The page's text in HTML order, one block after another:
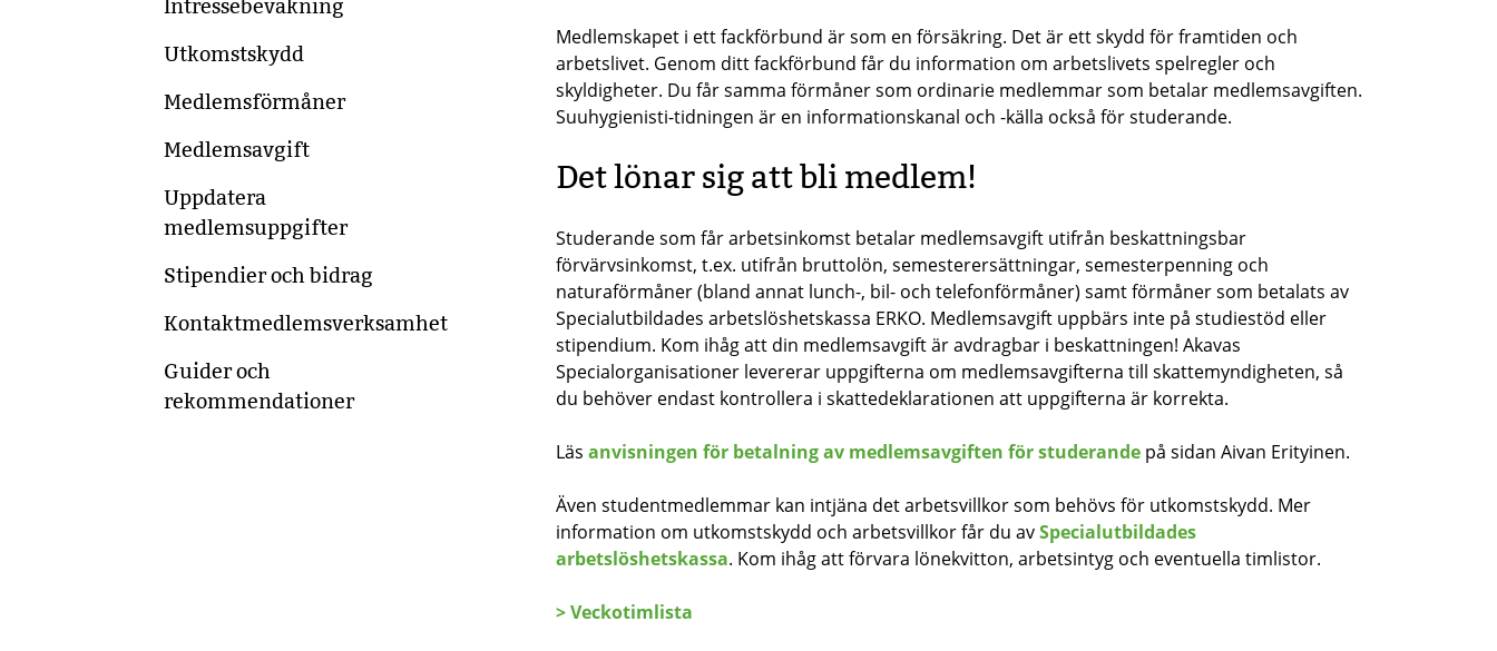
Intressebevakning
Utkomstskydd
Medlemsförmåner
Medlemsavgift
Uppdatera
medlemsuppgifter
Stipendier och bidrag
Kontaktmedlemsverksamhet
Guider och
rekommendationer
Medlemskapet i ett fackförbund är som en försäkring. Det är ett skydd för framtiden och
arbetslivet. Genom ditt fackförbund får du information om arbetslivets spelregler och
skyldigheter. Du får samma förmåner som ordinarie medlemmar som betalar medlemsavgiften.
Suuhygienisti-tidningen är en informationskanal och -källa också för studerande.
Det lönar sig att bli medlem!
Studerande som får arbetsinkomst betalar medlemsavgift utifrån beskattningsbar
förvärvsinkomst, t.ex. utifrån bruttolön, semesterersättningar, semesterpenning och
naturaförmåner (bland annat lunch-, bil- och telefonförmåner) samt förmåner som betalats av
Specialutbildades arbetslöshetskassa ERKO. Medlemsavgift uppbärs inte på studiestöd eller
stipendium. Kom ihåg att din medlemsavgift är avdragbar i beskattningen! Akavas
Specialorganisationer levererar uppgifterna om medlemsavgifterna till skattemyndigheten, så
du behöver endast kontrollera i skattedeklarationen att uppgifterna är korrekta.
Läs anvisningen för betalning av medlemsavgiften för studerandepå sidan Aivan Erityinen.
Även studentmedlemmar kan intjäna det arbetsvillkor som behövs för utkomstskydd. Mer
information om utkomstskydd och arbetsvillkor får du avSpecialutbildades
arbetslöshetskassa. Kom ihåg att förvara lönekvitton, arbetsintyg och eventuella timlistor.
> Veckotimlista